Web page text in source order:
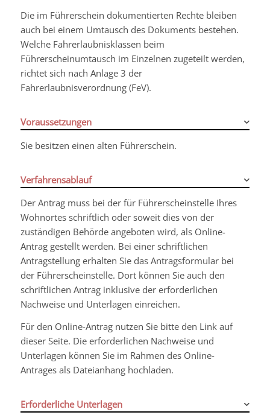
Die im Führerschein dokumentierten Rechte bleiben
auch bei einem Umtausch des Dokuments bestehen.
Welche Fahrerlaubnisklassen beim
Führerscheinumtausch im Einzelnen zugeteilt werden,
richtet sich nach Anlage 3 der
Fahrerlaubnisverordnung (FeV).
Voraussetzungen
Sie besitzen einen alten Führerschein.
Verfahrensablauf
Der Antrag muss bei der für Führerscheinstelle Ihres
Wohnortes schriftlich oder soweit dies von der
zuständigen Behörde angeboten wird, als Online-
Antrag gestellt werden. Bei einer schriftlichen
Antragstellung erhalten Sie das Antragsformular bei
der Führerscheinstelle. Dort können Sie auch den
schriftlichen Antrag inklusive der erforderlichen
Nachweise und Unterlagen einreichen.
Für den Online-Antrag nutzen Sie bitte den Link auf
dieser Seite. Die erforderlichen Nachweise und
Unterlagen können Sie im Rahmen des Online-
Antrages als Dateianhang hochladen.
Erforderliche Unterlagen